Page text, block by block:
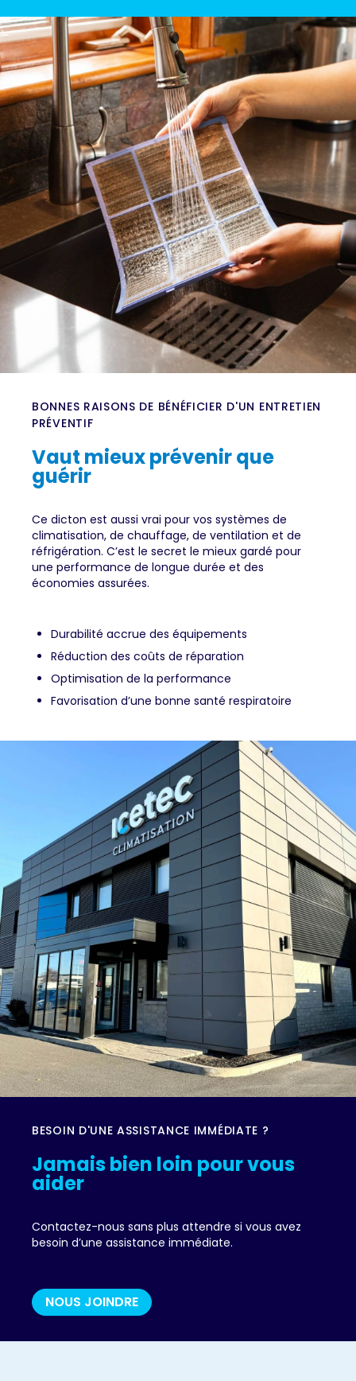
BONNES RAISONS DE BÉNÉFICIER D'UN ENTRETIEN
PRÉVENTIF
Vaut mieux prévenir que
guérir
Ce dicton est aussi vrai pour vos systèmes de
climatisation, de chauffage, de ventilation et de
réfrigération. C’est le secret le mieux gardé pour
une performance de longue durée et des
économies assurées.
Durabilité accrue des équipements
Réduction des coûts de réparation
Optimisation de la performance
Favorisation d’une bonne santé respiratoire
BESOIN D'UNE ASSISTANCE IMMÉDIATE ?
Jamais bien loin pour vous
aider
Contactez-nous sans plus attendre si vous avez
besoin d’une assistance immédiate.
NOUS JOINDRE